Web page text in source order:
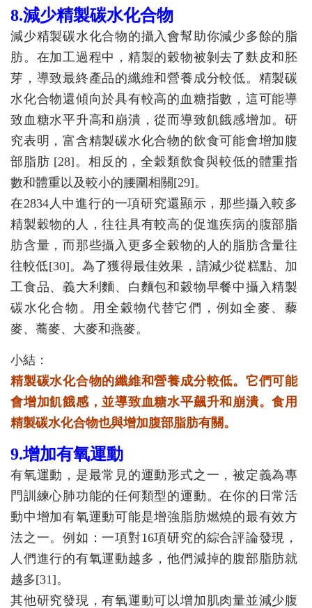
8.減少精製碳水化合物
減少精製碳水化合物的攝入會幫助你減少多餘的脂
肪。在加工過程中，精製的穀物被剝去了麩皮和胚
芽，導致最終產品的纖維和營養成分較低。精製碳
水化合物還傾向於具有較高的血糖指數，這可能導
致血糖水平升高和崩潰，從而導致飢餓感增加。研
究表明，富含精製碳水化合物的飲食可能會增加腹
部脂肪 [28]。相反的，全穀類飲食與較低的體重指
數和體重以及較小的腰圍相關[29]。
在2834人中進行的一項研究還顯示，那些攝入較多
精製穀物的人，往往具有較高的促進疾病的腹部脂
肪含量，而那些攝入更多全穀物的人的脂肪含量往
往較低[30]。為了獲得最佳效果，請減少從糕點、加
工食品、義大利麵、白麵包和穀物早餐中攝入精製
碳水化合物。用全穀物代替它們，例如全麥、藜
麥、蕎麥、大麥和燕麥。
小結：
精製碳水化合物的纖維和營養成分較低。它們可能
會增加飢餓感，並導致血糖水平飆升和崩潰。食用
精製碳水化合物也與增加腹部脂肪有關。
9.增加有氧運動
有氧運動，是最常見的運動形式之一，被定義為專
門訓練心肺功能的任何類型的運動。在你的日常活
動中增加有氧運動可能是增強脂肪燃燒的最有效方
法之一。例如：一項對16項研究的綜合評論發現，
人們進行的有氧運動越多，他們減掉的腹部脂肪就
越多[31]。
其他研究發現，有氧運動可以增加肌肉量並減少腹